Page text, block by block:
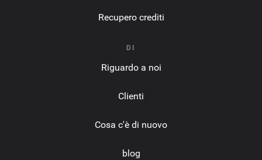
Recupero crediti
DI
Riguardo a noi
Clienti
Cosa c'è di nuovo
blog